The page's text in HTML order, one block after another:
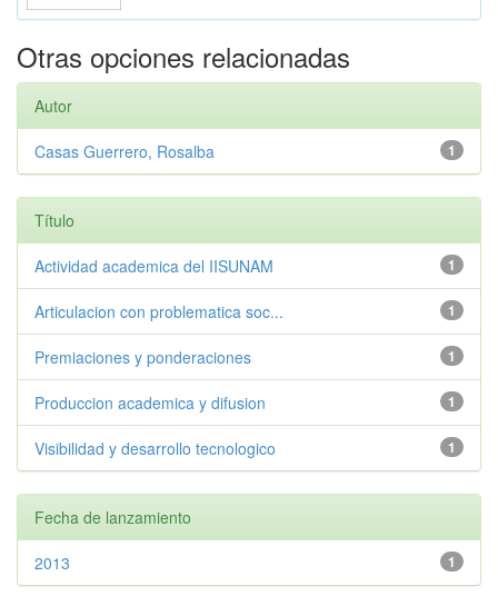
Otras opciones relacionadas
Autor
1
Casas Guerrero, Rosalba
Título
1
Actividad academica del IISUNAM
1
Articulacion con problematica soc...
1
Premiaciones y ponderaciones
1
Produccion academica y difusion
1
Visibilidad y desarrollo tecnologico
Fecha de lanzamiento
1
2013